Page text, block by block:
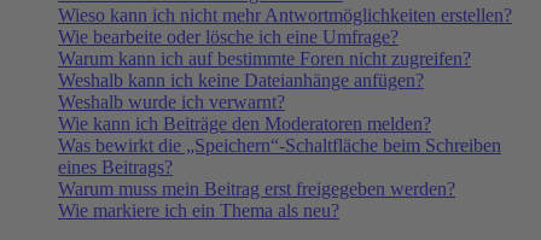
Wieso kann ich nicht mehr Antwortmöglichkeiten erstellen?
Wie bearbeite oder lösche ich eine Umfrage?
Warum kann ich auf bestimmte Foren nicht zugreifen?
Weshalb kann ich keine Dateianhänge anfügen?
Weshalb wurde ich verwarnt?
Wie kann ich Beiträge den Moderatoren melden?
Was bewirkt die „Speichern“-Schaltfläche beim Schreiben
eines Beitrags?
Warum muss mein Beitrag erst freigegeben werden?
Wie markiere ich ein Thema als neu?